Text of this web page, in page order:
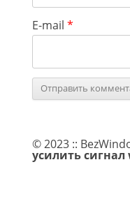
E-mail *
© 2023 ::
усилить сигнал